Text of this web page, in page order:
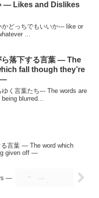
— Likes and Dislikes
かどっちでもいいか--- like or
...
ら落下する言葉 — The
fall though they’re
—
ゆく言葉たち--- The words are
blurred...
言葉 — The word which
given off —
—